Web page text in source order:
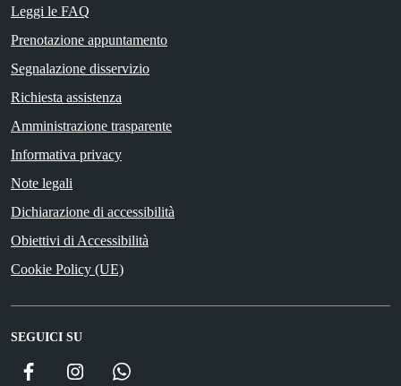
Leggi le FAQ
Prenotazione appuntamento
Segnalazione disservizio
Richiesta assistenza
Amministrazione trasparente
Informativa privacy
Note legali
Dichiarazione di accessibilità
Obiettivi di Accessibilità
Cookie Policy (UE)
SEGUICI SU
Facebook Instagram